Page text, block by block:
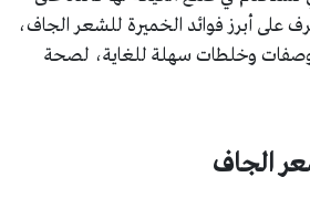
على أبرز فوائد الخميرة للشعر الجاف،
وخلطات سهلة للغاية، لصحة
الجاف